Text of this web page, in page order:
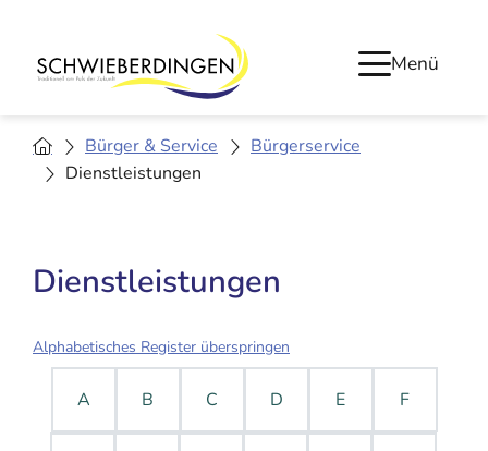
Menü
Bürger & Service
Bürgerservice
Dienstleistungen
Dienstleistungen
Alphabetisches Register überspringen
A B C D E F